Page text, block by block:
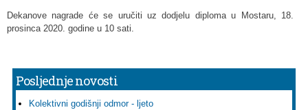
Dekanove nagrade će se uručiti uz dodjelu diploma u Mostaru, 18.
prosinca 2020. godine u 10 sati.
Posljednje novosti
Kolektivni godišnji odmor - ljeto